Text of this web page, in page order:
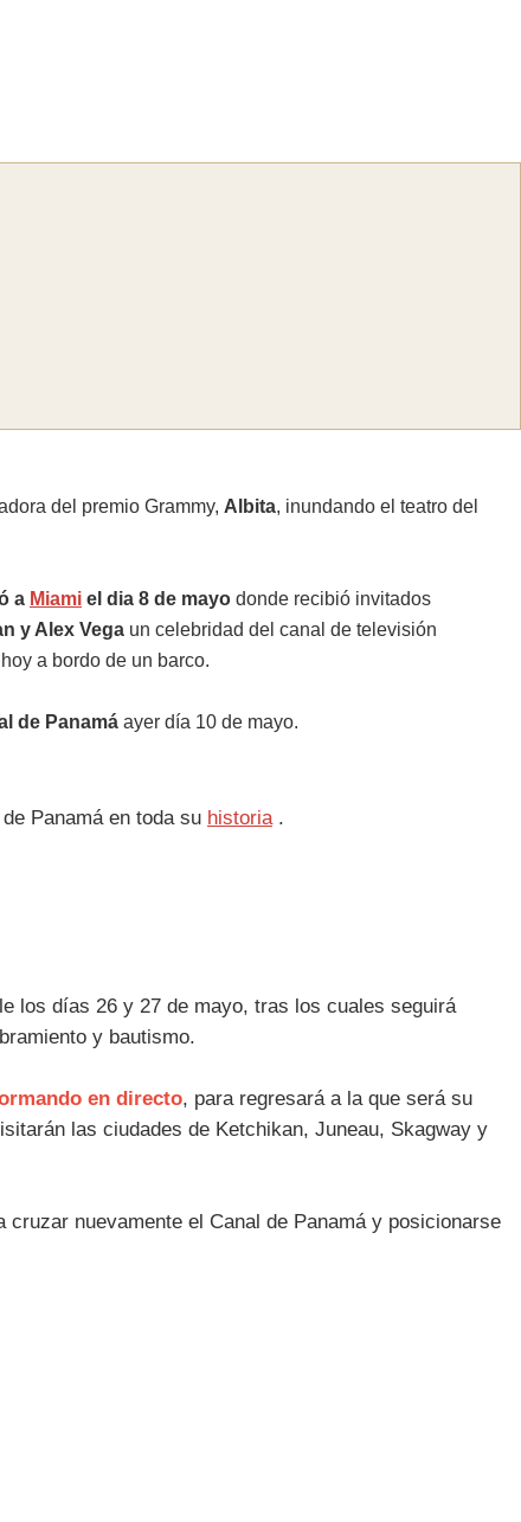
del premio Grammy, Albita, inundando el teatro del
a Miami el dia 8 de mayo donde recibió invitados
y Alex Vega un celebridad del canal de televisión
a bordo de un barco.
de Panamá ayer día 10 de mayo.
Panamá en toda su historia.
los días 26 y 27 de mayo, tras los cuales seguirá
y bautismo.
en directo, para regresará a la que será su
las ciudades de Ketchikan, Juneau, Skagway y
cruzar nuevamente el Canal de Panamá y posicionarse